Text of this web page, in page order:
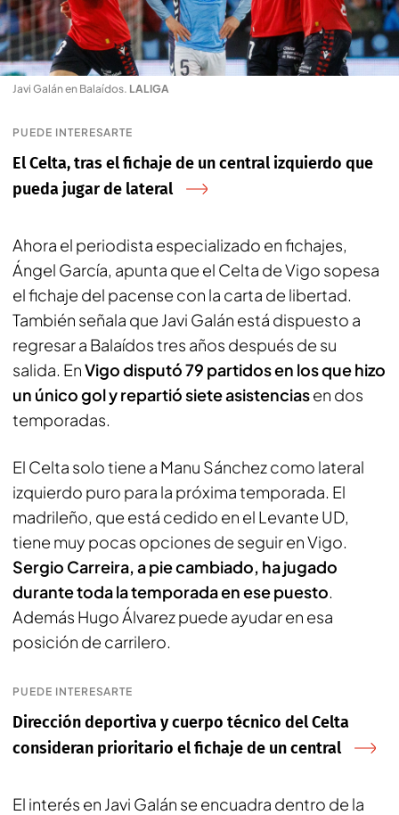
Javi Galán en Balaídos. LALIGA
PUEDE INTERESARTE
El Celta, tras el fichaje de un central izquierdo que
pueda jugar de lateral
Ahora el periodista especializado en fichajes,
Ángel García, apunta que el Celta de Vigo sopesa
el fichaje del pacense con la carta de libertad.
También señala que Javi Galán está dispuesto a
regresar a Balaídos tres años después de su
salida. EnVigo disputó 79 partidos en los que hizo
un único gol y repartió siete asistenciasen dos
temporadas.
El Celta solo tiene a Manu Sánchez como lateral
izquierdo puro para la próxima temporada. El
madrileño, que está cedido en el Levante UD,
tiene muy pocas opciones de seguir en Vigo.
Sergio Carreira, a pie cambiado, ha jugado
durante toda la temporada en ese puesto.
Además Hugo Álvarez puede ayudar en esa
posición de carrilero.
PUEDE INTERESARTE
Dirección deportiva y cuerpo técnico del Celta
consideran prioritario el fichaje de un central
El interés en Javi Galán se encuadra dentro de la